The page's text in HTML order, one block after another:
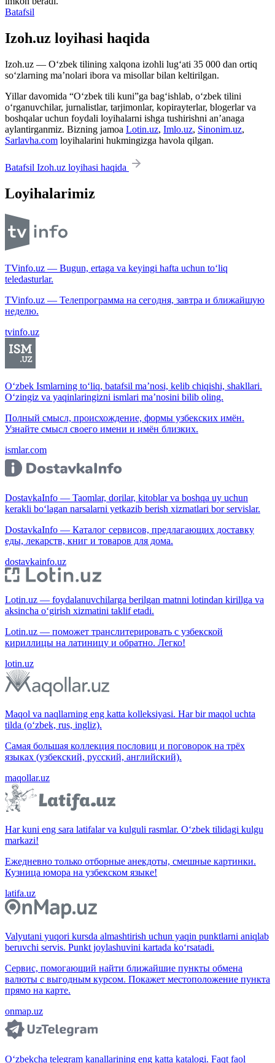
Batafsil
Izoh.uz loyihasi haqida
Izoh.uz — O‘zbek tilining xalqona izohli lug‘ati 35 000 dan ortiq
so‘zlarning ma’nolari ibora va misollar bilan keltirilgan.
Yillar davomida “O‘zbek tili kuni”ga bag‘ishlab, o‘zbek tilini
o‘rganuvchilar, jurnalistlar, tarjimonlar, kopirayterlar, blogerlar va
boshqalar uchun foydali loyihalarni ishga tushirishni an’anaga
aylantirganmiz. Bizning jamoa Lotin.uz, Imlo.uz, Sinonim.uz,
Sarlavha.com loyihalarini hukmingizga havola qilgan.
Batafsil Izoh.uz loyihasi haqida
Loyihalarimiz
TVinfo.uz — Bugun, ertaga va keyingi hafta uchun to‘liq
teledasturlar.
TVinfo.uz — Телепрограмма на сегодня, завтра и ближайшую
неделю.
tvinfo.uz
O‘zbek Ismlarning to‘liq, batafsil ma’nosi, kelib chiqishi, shakllari.
O‘zingiz va yaqinlaringizni ismlari ma’nosini bilib oling.
Полный смысл, происхождение, формы узбекских имён.
Узнайте смысл своего имени и имён близких.
ismlar.com
DostavkaInfo — Taomlar, dorilar, kitoblar va boshqa uy uchun
kerakli bo‘lagan narsalarni yetkazib berish xizmatlari bor servislar.
DostavkaInfo — Каталог сервисов, предлагающих доставку
еды, лекарств, книг и товаров для дома.
dostavkainfo.uz
Lotin.uz — foydalanuvchilarga berilgan matnni lotindan kirillga va
aksincha o‘girish xizmatini taklif etadi.
Lotin.uz — поможет транслитерировать с узбекской
кириллицы на латиницу и обратно. Легко!
lotin.uz
Maqol va naqllarning eng katta kolleksiyasi. Har bir maqol uchta
tilda (o‘zbek, rus, ingliz).
Самая большая коллекция пословиц и поговорок на трёх
языках (узбекский, русский, английский).
maqollar.uz
Har kuni eng sara latifalar va kulguli rasmlar. O‘zbek tilidagi kulgu
markazi!
Ежедневно только отборные анекдоты, смешные картинки.
Кузница юмора на узбекском языке!
latifa.uz
Valyutani yuqori kursda almashtirish uchun yaqin punktlarni aniqlab
beruvchi servis. Punkt joylashuvini kartada ko‘rsatadi.
Сервис, помогающий найти ближайшие пункты обмена
валюты с выгодным курсом. Покажет местоположение пункта
прямо на карте.
onmap.uz
O‘zbekcha telegram kanallarining eng katta katalogi. Faqt faol